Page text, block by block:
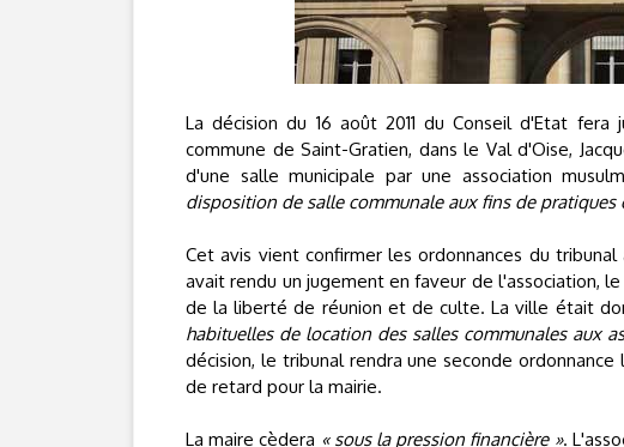
La décision du 16 août 2011 du Conseil d'Etat
commune de Saint-Gratien, dans le Val d'Oise,
d'une salle municipale par une association
disposition de salle communale aux fins de pratiques
Cet avis vient confirmer les ordonnances du
avait rendu un jugement en faveur de l'association,
de la liberté de réunion et de culte. La ville était
habituelles de location des salles communales aux
décision, le tribunal rendra une seconde
de retard pour la mairie.
La maire cèdera « sous la pression financière ».